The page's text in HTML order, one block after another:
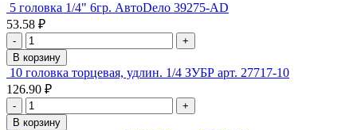
5 головка 1/4" 6гр. АвтоDело 39275-АD
53.58 ₽
-
+
В корзину
10 головка торцевая, удлин. 1/4 ЗУБР арт. 27717-10
126.90 ₽
-
+
В корзину